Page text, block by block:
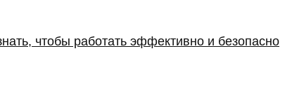
чтобы работать эффективно и безопасно